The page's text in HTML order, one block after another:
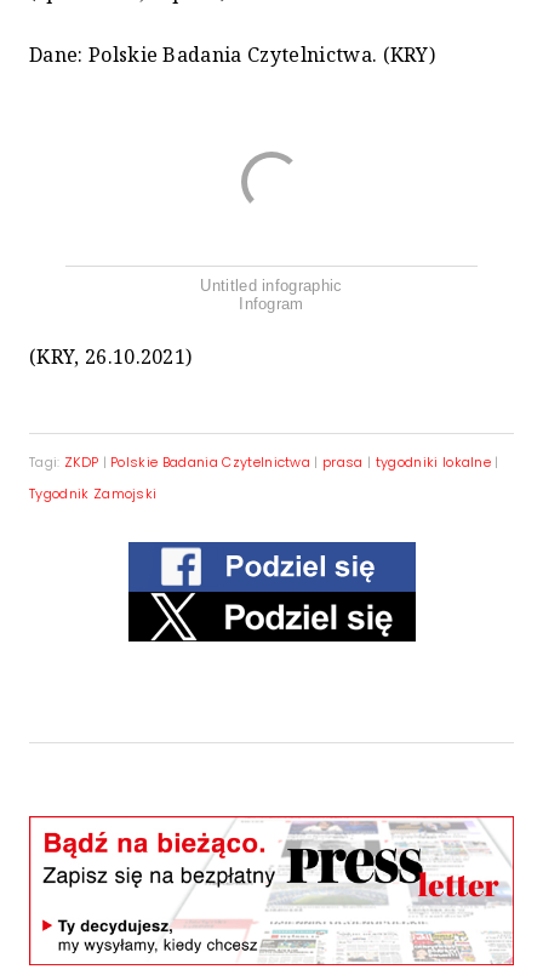
Dane: Polskie Badania Czytelnictwa. (KRY)
Untitled infographic
Infogram
(KRY, 26.10.2021)
Tagi: ZKDP | Polskie Badania Czytelnictwa | prasa | tygodniki lokalne |
Tygodnik Zamojski